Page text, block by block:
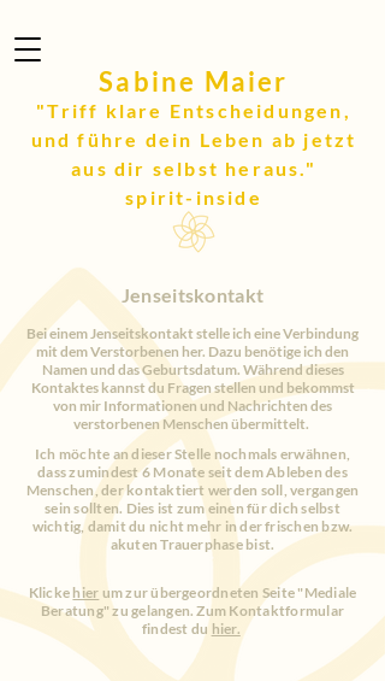
Sabine Maier
"Triff klare Entscheidungen,
und führe dein Leben ab jetzt
aus dir selbst heraus."
spirit-inside
Jenseitskontakt
Bei einem Jenseitskontakt stelle ich eine Verbindung
mit demVerstorbenen her. Dazu benötige ich den
Namen und das Geburtsdatum. Während dieses
Kontaktes kannst du Fragen stellen und bekommst
von mir Informationen und Nachrichten des
verstorbenen Menschen übermittelt.
Ich möchte an dieser Stelle nochmals erwähnen,
dass zumindest 6 Monate seit dem Ableben des
Menschen, der kontaktiert werden soll, vergangen
sein sollten. Dies ist zum einen für dich selbst
wichtig, damit du nicht mehr in der frischen bzw.
akuten Trauerphase bist.
Klicke hier um zur übergeordneten Seite "Mediale
Beratung" zu gelangen.Zum Kontaktformular
findest du hier.